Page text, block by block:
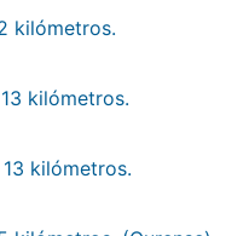
kilómetros.
kilómetros.
kilómetros.